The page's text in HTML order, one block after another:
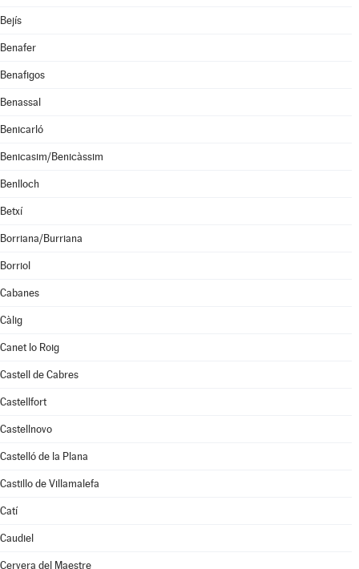
Bejís
Benafer
Benafigos
Benassal
Benicarló
Benicasim/Benicàssim
Benlloch
Betxí
Borriana/Burriana
Borriol
Cabanes
Càlig
Canet lo Roig
Castell de Cabres
Castellfort
Castellnovo
Castelló de la Plana
Castillo de Villamalefa
Catí
Caudiel
Cervera del Maestre